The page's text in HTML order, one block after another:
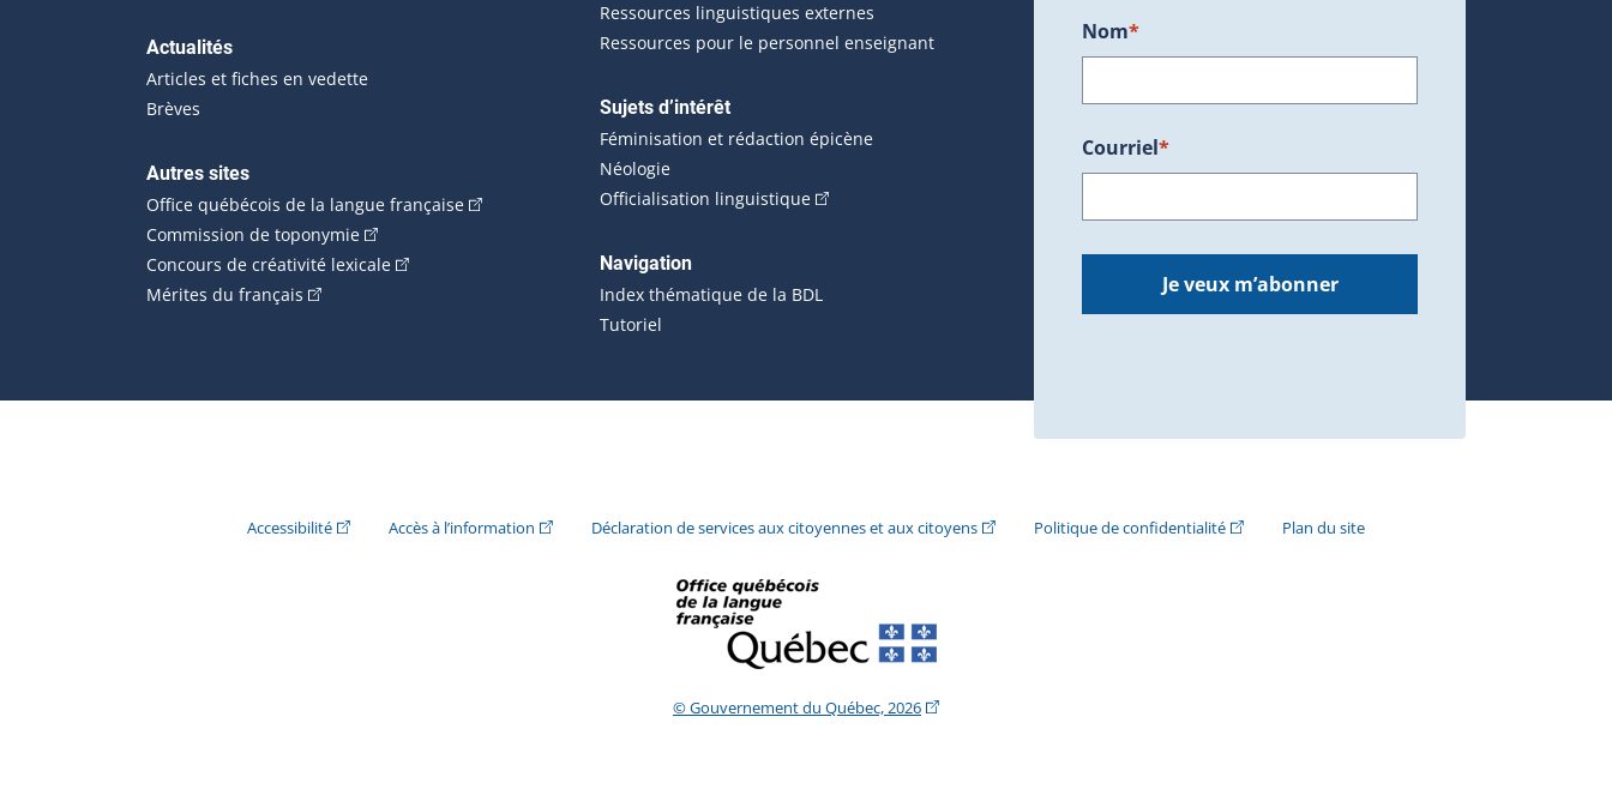
Actualités
Articles et fiches en vedette
Brèves
Autres sites
Office québécois de la langue française(Cet hyperlien externe s'ouvrira dans une nouvelle fenêtre.)
Commission de toponymie(Cet hyperlien externe s'ouvrira dans une nouvelle fenêtre.)
Concours de créativité lexicale(Cet hyperlien externe s'ouvrira dans une nouvelle fenêtre.)
Mérites du français (Cet hyperlien externe s'ouvrira dans une nouvelle fenêtre.)
Ressources linguistiques externes
Ressources pour le personnel enseignant
Sujets d’intérêt
Féminisation et rédaction épicène
Néologie
Officialisation linguistique(Cet hyperlien externe s'ouvrira dans une nouvelle fenêtre.)
Navigation
Index thématique de la BDL
Tutoriel
Nom*
Courriel*
Je veux m’abonner
Accessibilité(Cet hyperlien externe s'ouvrira dans une nouvelle fenêtre.)
Accès à l’information (Cet hyperlien externe s'ouvrira dans une nouvelle fenêtre.)
Déclaration de services aux citoyennes et aux citoyens(Cet hyperlien externe s'ouvrira dans une nouvelle fenêtre.)
Politique de confidentialité(Cet hyperlien externe s'ouvrira dans une nouvelle
Plan du site
© Gouvernement du Québec, 2026(Cet hyperlien externe s'ouvrira dans une nouvelle fenêtre.)